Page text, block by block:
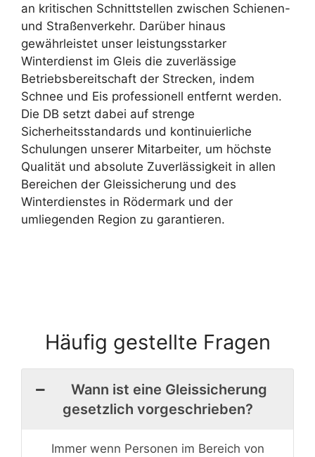
an kritischen Schnittstellen zwischen Schienen-
und Straßenverkehr. Darüber hinaus
gewährleistet unser leistungsstarker
Winterdienst im Gleis die zuverlässige
Betriebsbereitschaft der Strecken, indem
Schnee und Eis professionell entfernt werden.
Die DB setzt dabei auf strenge
Sicherheitsstandards und kontinuierliche
Schulungen unserer Mitarbeiter, um höchste
Qualität und absolute Zuverlässigkeit in allen
Bereichen der Gleissicherung und des
Winterdienstes in Rödermark und der
umliegenden Region zu garantieren.
Häufig gestellte Fragen
Wann ist eine Gleissicherung
gesetzlich vorgeschrieben?
Immer wenn Personen im Bereich von